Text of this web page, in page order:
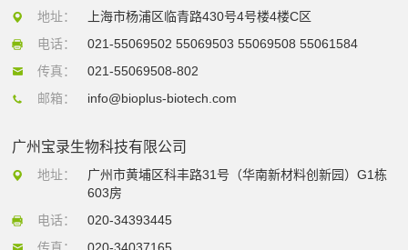
地址：
上海市杨浦区临青路430号4号楼4楼C区
电话：
021-55069502 55069503 55069508 55061584
传真：
021-55069508-802
邮箱：
info@bioplus-biotech.com
广州宝录生物科技有限公司
地址：
广州市黄埔区科丰路31号（华南新材料创新园）G1栋
603房
电话：
020-34393445